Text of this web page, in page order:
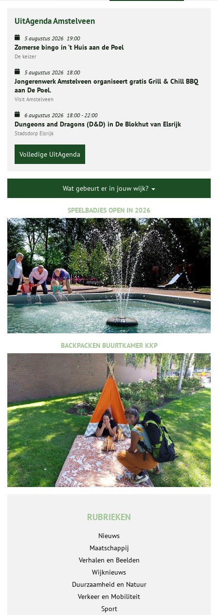
UitAgenda Amstelveen
5 augustus 2026 19:00
Zomerse bingo in ’t Huis aan de Poel
De keizer
5 augustus 2026 18:00
Jongerenwerk Amstelveen organiseert gratis Grill & Chill BBQ
aan De Poel.
Visit Amstelveen
6 augustus 2026 18:00-22:00
Dungeons and Dragons (D&D) in De Blokhut van Elsrijk
Stadsdorp Elsrijk
Volledige UitAgenda
Wat gebeurt er in jouw wijk?
SPEELBADJES OPEN IN 2026
BACKPACKEN BUURTKAMER KKP
RUBRIEKEN
Nieuws
Maatschappij
Verhalen en Beelden
Wijknieuws
Duurzaamheid en Natuur
Verkeer en Mobiliteit
Sport